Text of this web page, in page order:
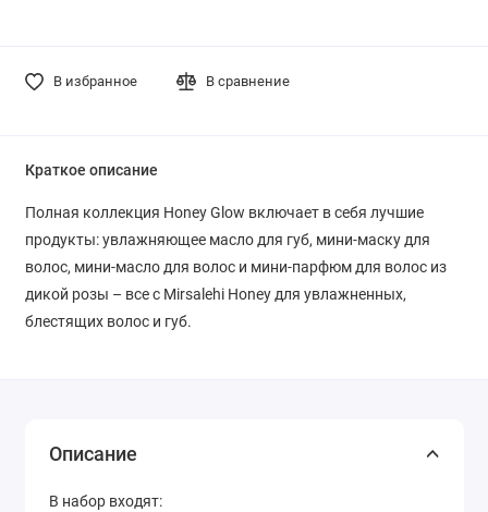
В избранное В сравнение
Краткое описание
Полная коллекция Honey Glow включает в себя лучшие
продукты: увлажняющее масло для губ, мини-маску для
волос, мини-масло для волос и мини-парфюм для волос из
дикой розы – все с Mirsalehi Honey для увлажненных,
блестящих волос и губ.
Описание
В набор входят: